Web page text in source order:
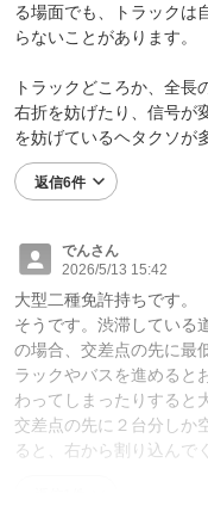
る場面でも、トラックは
らないことがあります。
トラックどころか、全長
右折を妨げたり、信号が
を妨げているヘタクソが
返信6件
でんさん
2026/5/13 15:42
大型二種免許持ちです。
そうです。渋滞している
の場合、交差点の先に最
ラックやバスを進めると
わってしまったりすると
交差点の先に２台分しか
ると、右から割り込んで